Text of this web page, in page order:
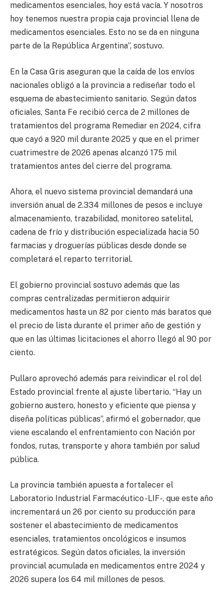
medicamentos esenciales, hoy está vacía. Y nosotros
hoy tenemos nuestra propia caja provincial llena de
medicamentos esenciales. Esto no se da en ninguna
parte de la República Argentina”, sostuvo.
En la Casa Gris aseguran que la caída de los envíos
nacionales obligó a la provincia a rediseñar todo el
esquema de abastecimiento sanitario. Según datos
oficiales, Santa Fe recibió cerca de 2 millones de
tratamientos del programa Remediar en 2024, cifra
que cayó a 920 mil durante 2025 y que en el primer
cuatrimestre de 2026 apenas alcanzó 175 mil
tratamientos antes del cierre del programa.
Ahora, el nuevo sistema provincial demandará una
inversión anual de 2.334 millones de pesos e incluye
almacenamiento, trazabilidad, monitoreo satelital,
cadena de frío y distribución especializada hacia 50
farmacias y droguerías públicas desde donde se
completará el reparto territorial.
El gobierno provincial sostuvo además que las
compras centralizadas permitieron adquirir
medicamentos hasta un 82 por ciento más baratos que
el precio de lista durante el primer año de gestión y
que en las últimas licitaciones el ahorro llegó al 90 por
ciento.
Pullaro aprovechó además para reivindicar el rol del
Estado provincial frente al ajuste libertario. “Hay un
gobierno austero, honesto y eficiente que piensa y
diseña políticas públicas”, afirmó el gobernador, que
viene escalando el enfrentamiento con Nación por
fondos, rutas, transporte y ahora también por salud
pública.
La provincia también apuesta a fortalecer el
Laboratorio Industrial Farmacéutico -LIF-, que este año
incrementará un 26 por ciento su producción para
sostener el abastecimiento de medicamentos
esenciales, tratamientos oncológicos e insumos
estratégicos. Según datos oficiales, la inversión
provincial acumulada en medicamentos entre 2024 y
2026 supera los 64 mil millones de pesos.